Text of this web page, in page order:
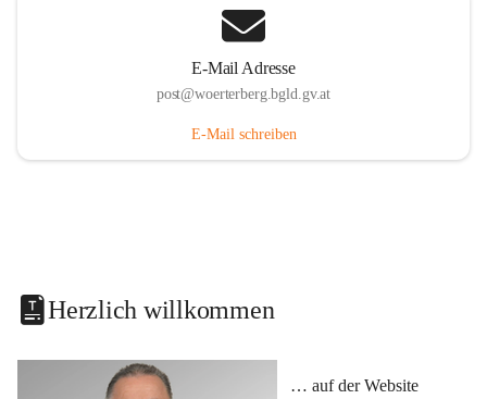
E-Mail Adresse
post@woerterberg.bgld.gv.at
E-Mail schreiben
Herzlich willkommen
… auf der Website